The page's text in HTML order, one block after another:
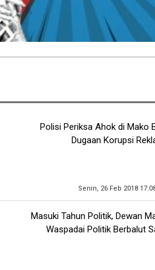
Polisi Periksa Ahok di Mako
Dugaan Korupsi
Senin, 26 Feb 2018
Masuki Tahun Politik, Dewan
Waspadai Politik Berbalut